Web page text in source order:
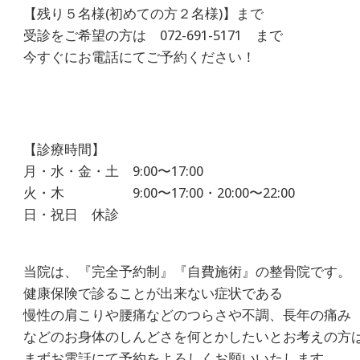
痛
は
つ
じ
整
骨
院
【残り５名様(初めての方２名様)】まで
受診をご希望の方は 072-691-5171 まで
今すぐにお電話にてご予約ください！
【診療時間】
月・水・金・土 9:00〜17:00
火・木 9:00〜17:00・20:00〜22:00
日・祝日 休診
当院は、『完全予約制』『自費施術』の整骨院です。
健康保険で診ることが出来ない症状である
慢性の肩こりや腰痛などのつらさや不調、長年の痛み
などのお身体のしんどさを何とかしたいとお考えの方